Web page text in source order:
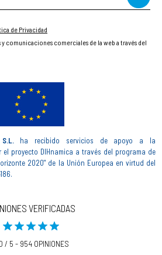
de Privacidad
comunicaciones comerciales de la web a través del
ha recibido servicios de apoyo a la
proyecto DIHnamica a través del programa de
2020" de la Unión Europea en virtud del
VERIFICADAS
/ 5 - 954 OPINIONES